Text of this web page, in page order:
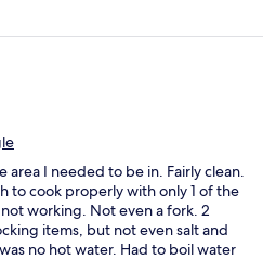
area I needed to be in. Fairly clean.
to cook properly with only 1 of the
working. Not even a fork. 2
items, but not even salt and
no hot water. Had to boil water